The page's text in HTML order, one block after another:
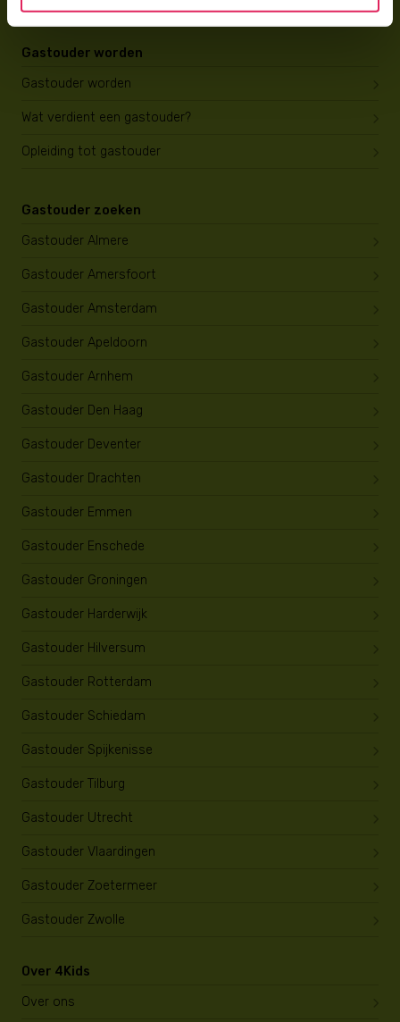
Gastouder worden
Gastouder worden
Wat verdient een gastouder?
Opleiding tot gastouder
Gastouder zoeken
Gastouder Almere
Gastouder Amersfoort
Gastouder Amsterdam
Gastouder Apeldoorn
Gastouder Arnhem
Gastouder Den Haag
Gastouder Deventer
Gastouder Drachten
Gastouder Emmen
Gastouder Enschede
Gastouder Groningen
Gastouder Harderwijk
Gastouder Hilversum
Gastouder Rotterdam
Gastouder Schiedam
Gastouder Spijkenisse
Gastouder Tilburg
Gastouder Utrecht
Gastouder Vlaardingen
Gastouder Zoetermeer
Gastouder Zwolle
Over 4Kids
Over ons